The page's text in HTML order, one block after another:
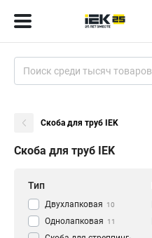
Скоба для труб IEK
Скоба для труб IEK
Тип
Двухлапковая 10
Однолапковая 11